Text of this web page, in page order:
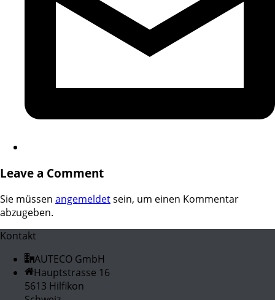
Leave a Comment
Sie müssen angemeldetsein, um einen Kommentar
abzugeben.
Kontakt
AUTECO GmbH
Hauptstrasse 16
5613 Hilfikon